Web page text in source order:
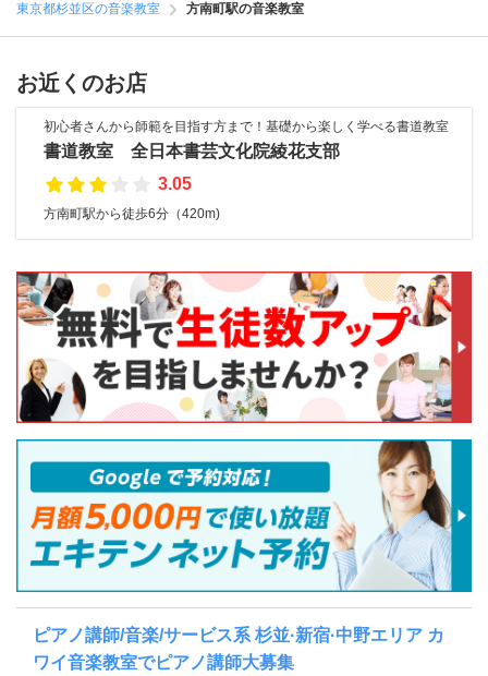
東京都杉並区の音楽教室
方南町駅の音楽教室
お近くのお店
初心者さんから師範を目指す方まで！基礎から楽しく学べる書道教室
書道教室 全日本書芸文化院綾花支部
3.05
方南町駅から徒歩6分（420m)
ピアノ講師/音楽/サービス系 杉並·新宿·中野エリア カ
ワイ音楽教室でピアノ講師大募集